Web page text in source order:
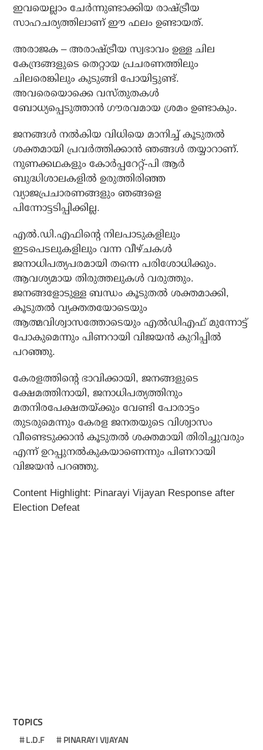
ഇവയെല്ലാം ചേര്‍ന്നുണ്ടാക്കിയ രാഷ്ട്രീയ
സാഹചര്യത്തിലാണ് ഈ ഫലം ഉണ്ടായത്.
അരാജക – അരാഷ്ട്രീയ സ്വഭാവം ഉള്ള ചില
കേന്ദ്രങ്ങളുടെ തെറ്റായ പ്രചരണത്തിലും
ചിലരെങ്കിലും കുടുങ്ങി പോയിട്ടുണ്ട്.
അവരെയൊക്കെ വസ്തുതകള്‍
ബോധ്യപ്പെടുത്താന്‍ ഗൗരവമായ ശ്രമം ഉണ്ടാകും.
ജനങ്ങള്‍ നല്‍കിയ വിധിയെ മാനിച്ച് കൂടുതല്‍
ശക്തമായി പ്രവര്‍ത്തിക്കാന്‍ ഞങ്ങള്‍ തയ്യാറാണ്.
നുണക്കഥകളും കോര്‍പ്പറേറ്റ്-പി ആര്‍
ബുദ്ധിശാലകളില്‍ ഉരുത്തിരിഞ്ഞ
വ്യാജപ്രചാരണങ്ങളും ഞങ്ങളെ
പിന്നോട്ടടിപ്പിക്കില്ല.
എല്‍.ഡി.എഫിന്റെ നിലപാടുകളിലും
ഇടപെടലുകളിലും വന്ന വീഴ്ചകള്‍
ജനാധിപത്യപരമായി തന്നെ പരിശോധിക്കും.
ആവശ്യമായ തിരുത്തലുകള്‍ വരുത്തും.
ജനങ്ങളോടുള്ള ബന്ധം കൂടുതല്‍ ശക്തമാക്കി,
കൂടുതല്‍ വ്യക്തതയോടെയും
ആത്മവിശ്വാസത്തോടെയും എല്‍ഡിഎഫ് മുന്നോട്ട്
പോകുമെന്നും പിണറായി വിജയന്‍ കുറിപ്പില്‍
പറഞ്ഞു.
കേരളത്തിന്റെ ഭാവിക്കായി, ജനങ്ങളുടെ
ക്ഷേമത്തിനായി, ജനാധിപത്യത്തിനും
മതനിരപേക്ഷതയ്ക്കും വേണ്ടി പോരാട്ടം
തുടരുമെന്നും കേരള ജനതയുടെ വിശ്വാസം
വീണ്ടെടുക്കാന്‍ കൂടുതല്‍ ശക്തമായി തിരിച്ചുവരും
എന്ന് ഉറപ്പുനല്‍കുകയാണെന്നും പിണറായി
വിജയന്‍ പറഞ്ഞു.
Content Highlight: Pinarayi Vijayan Response after
Election Defeat
TOPICS
L.D.F PINARAYI VIJAYAN